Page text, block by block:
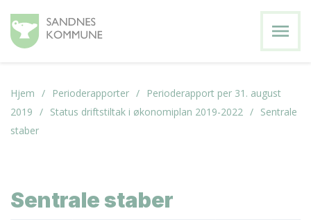
menu
Hjem Perioderapporter
Perioderapport per 31. august
2019
Status driftstiltak i økonomiplan 2019-2022
Sentrale
staber
Sentrale staber